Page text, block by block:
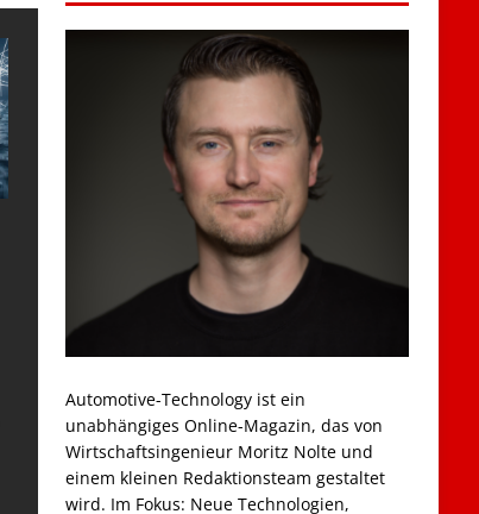
Automotive-Technology ist ein
unabhängiges Online-Magazin, das von
Wirtschaftsingenieur Moritz Nolte und
einem kleinen Redaktionsteam gestaltet
wird. Im Fokus: Neue Technologien,